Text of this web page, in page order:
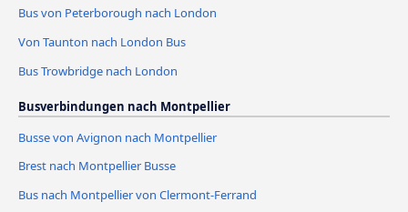
Bus von Peterborough nach London
Von Taunton nach London Bus
Bus Trowbridge nach London
Busverbindungen nach Montpellier
Busse von Avignon nach Montpellier
Brest nach Montpellier Busse
Bus nach Montpellier von Clermont-Ferrand